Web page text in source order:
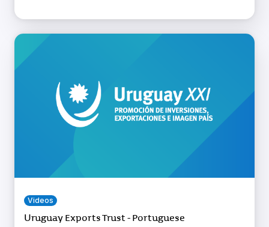
Videos
Uruguay Exports Trust - Portuguese